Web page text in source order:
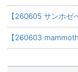
【260605 サンホゼ
【260603 mammoth